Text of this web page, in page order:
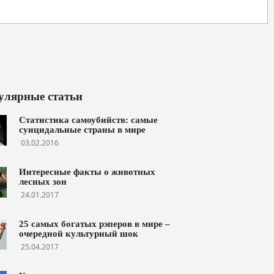
статьи
Статистика самоубийств: самые
суицидальные страны в мире
03.02.2016
Интересные факты о животных
лесных зон
24.01.2017
25 самых богатых рэперов в мире –
очередной культурный шок
25.04.2017